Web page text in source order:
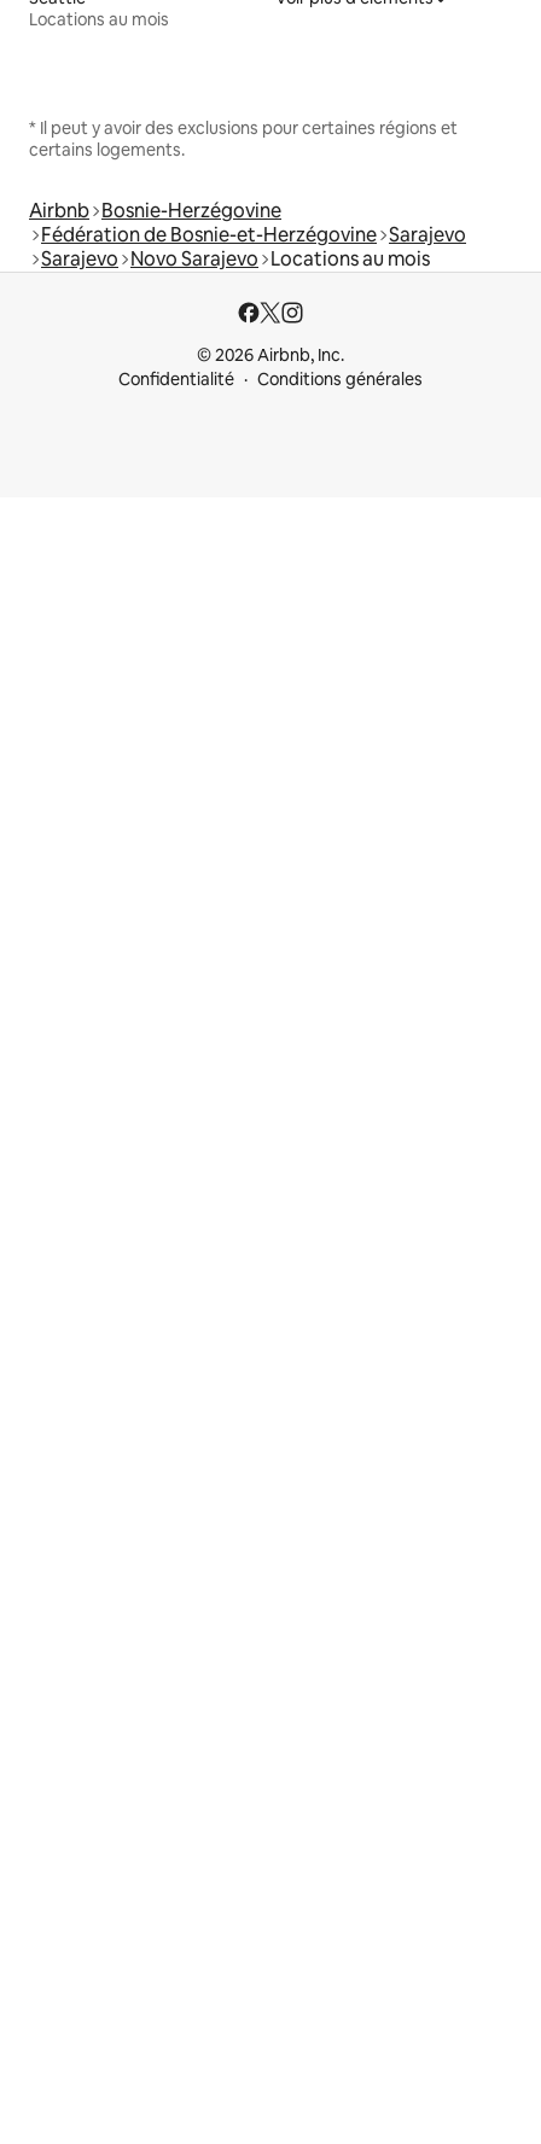
Locations au mois
* Il peut y avoir des exclusions pour certaines régions et
certains logements.
Airbnb Bosnie-Herzégovine
Fédération de Bosnie-et-Herzégovine Sarajevo
Sarajevo Novo Sarajevo Locations au mois
© 2026 Airbnb, Inc.
Confidentialité
Conditions générales